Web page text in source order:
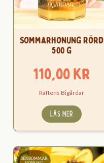
Sommarhonung Rörd
500 g
110,00kr
Räftens Bigårdar
LÄS MER